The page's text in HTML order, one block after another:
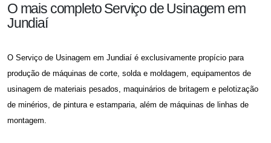
O mais completo Serviço de Usinagem em
Jundiaí
O Serviço de Usinagem em Jundiaí é exclusivamente propício para
produção de máquinas de corte, solda e moldagem, equipamentos de
usinagem de materiais pesados, maquinários de britagem e pelotização
de minérios, de pintura e estamparia, além de máquinas de linhas de
montagem.